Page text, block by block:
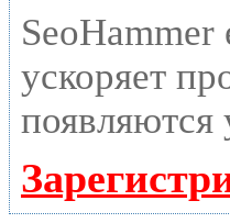
ускоряет
появляются